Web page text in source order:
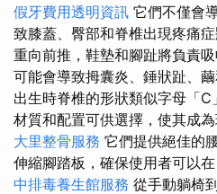
假牙費用透明資訊 它們不僅會
致膝蓋、臀部和脊椎出現疼痛
重向前推，鞋墊和腳趾將負責
可能會導致拇囊炎、錘狀趾、
出生時脊椎的形狀類似字母「C
材質和配置可供選擇，使其成為
大里整骨服務 它們提供絕佳的
伸縮腳踏板，確保使用者可以
中排毒養生館服務 從手動躺椅